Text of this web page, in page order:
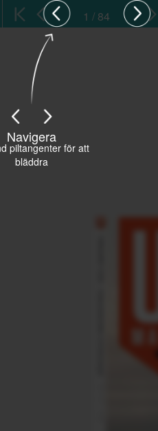
Navigera
piltangenter för att
bläddra
1 / 84